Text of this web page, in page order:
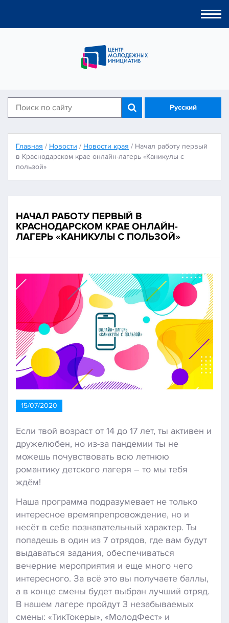
Русский
Главная / Новости / Новости края / Начал работу первый
в Краснодарском крае онлайн-лагерь «Каникулы с
пользой»
НАЧАЛ РАБОТУ ПЕРВЫЙ В
КРАСНОДАРСКОМ КРАЕ ОНЛАЙН-
ЛАГЕРЬ «КАНИКУЛЫ С ПОЛЬЗОЙ»
15/07/2020
Если твой возраст от 14 до 17 лет, ты активен и
дружелюбен, но из-за пандемии ты не
можешь почувствовать всю летнюю
романтику детского лагеря – то мы тебя
ждём!
Наша программа подразумевает не только
интересное времяпрепровождение, но и
несёт в себе познавательный характер. Ты
попадешь в один из 7 отрядов, где вам будут
выдаваться задания, обеспечиваться
вечерние мероприятия и еще много чего
интересного. За всё это вы получаете баллы,
а в конце смены будет выбран лучший отряд.
В нашем лагере пройдут 3 незабываемых
смены: «ТикТокеры», «МолодФест» и